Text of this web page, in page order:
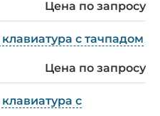
Цена по запросу
с тачпадом
Цена по запросу
с